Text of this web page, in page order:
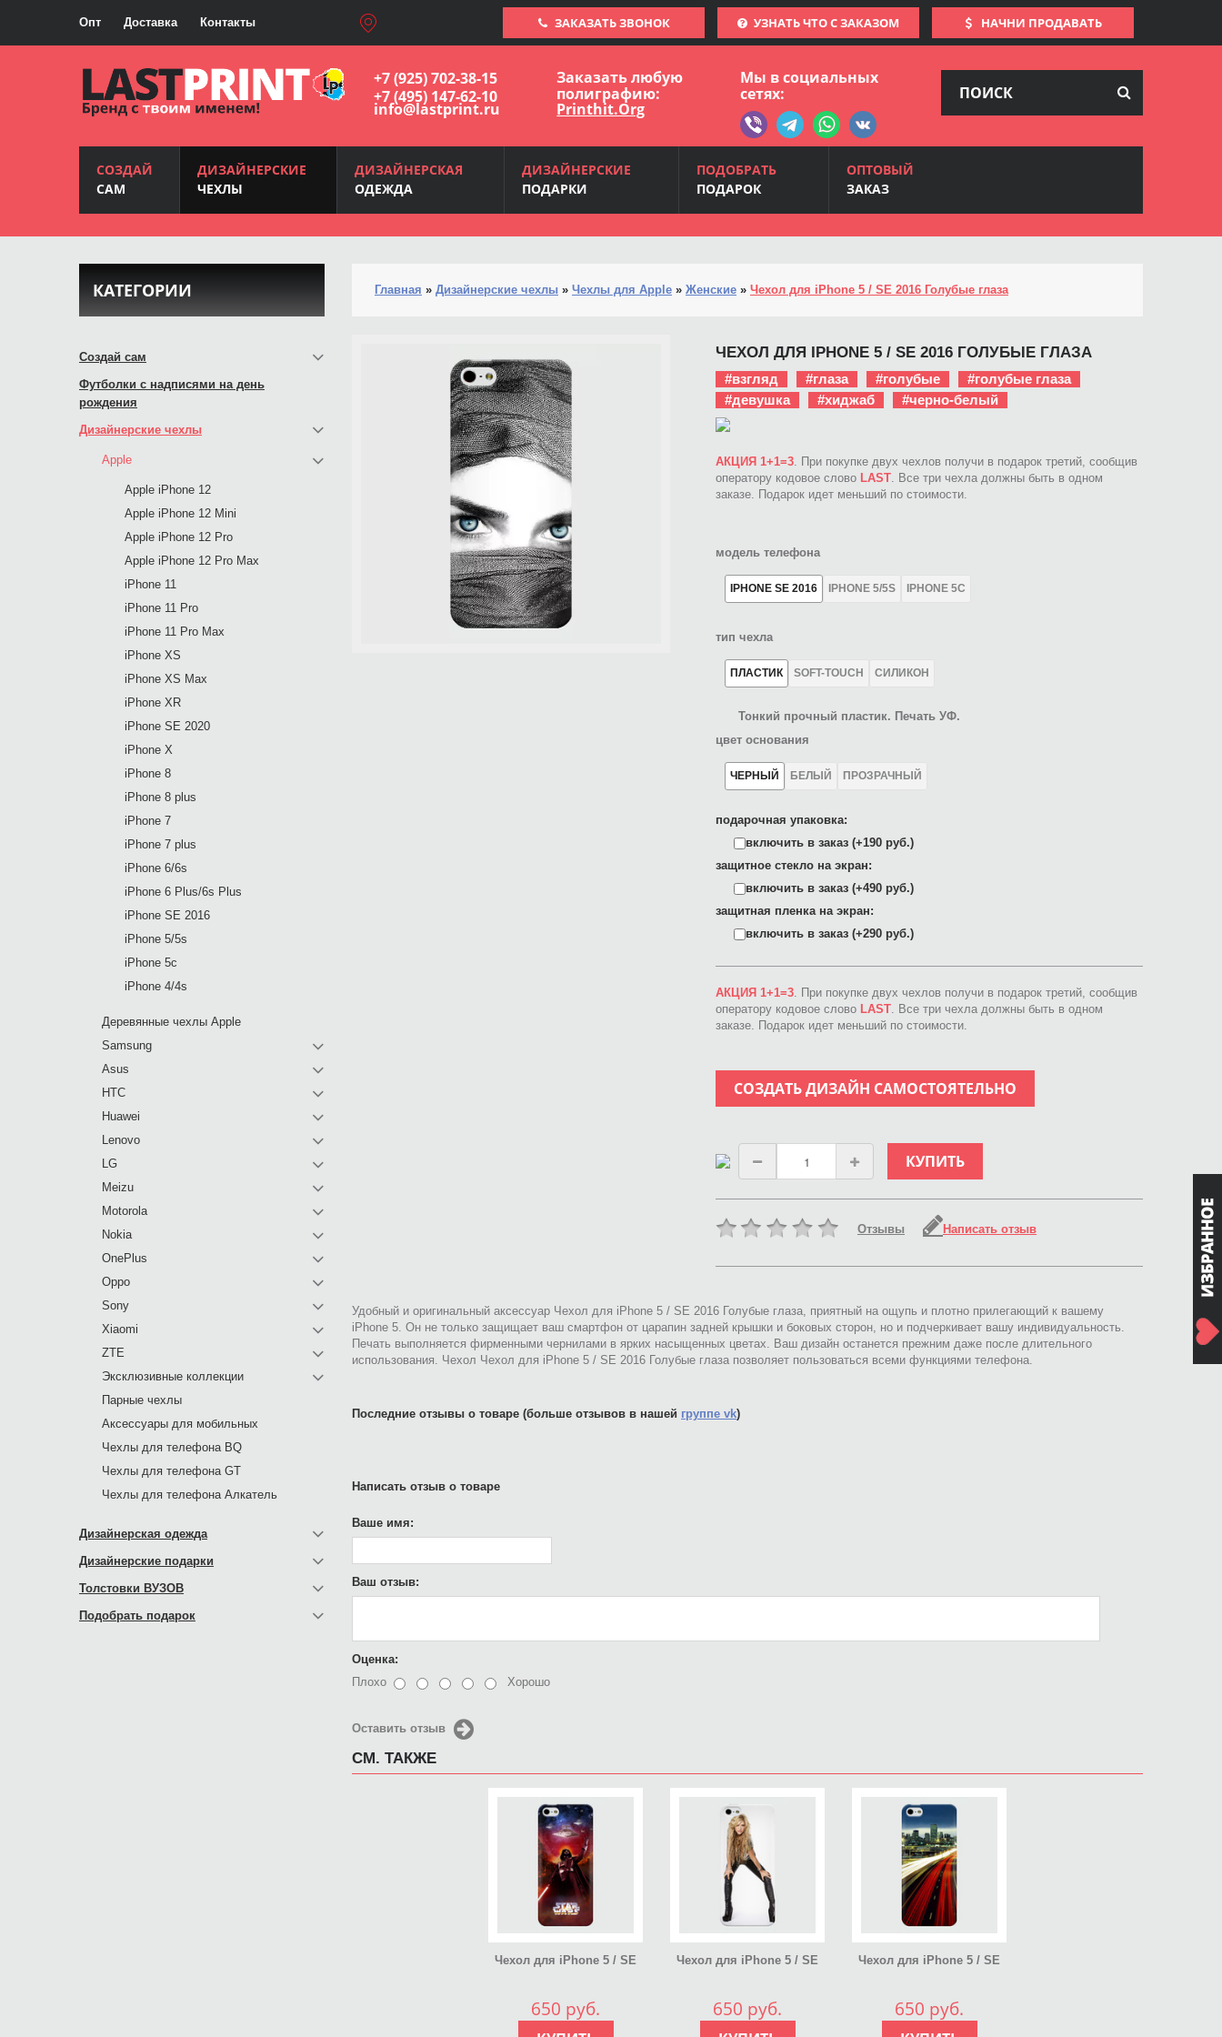
Опт Доставка Контакты ЗАКАЗАТЬ ЗВОНОК УЗНАТЬ ЧТО С ЗАКАЗОМ НАЧНИ ПРОДАВАТЬ
+7 (925) 702-38-15
+7 (495) 147-62-10
info@lastprint.ru
Заказать любую
полиграфию:
Printhit.Org
Мы в социальных
сетях:
СОЗДАЙ
САМ
ДИЗАЙНЕРСКИЕ
ЧЕХЛЫ
ДИЗАЙНЕРСКАЯ
ОДЕЖДА
ДИЗАЙНЕРСКИЕ
ПОДАРКИ
ПОДОБРАТЬ
ПОДАРОК
ОПТОВЫЙ
ЗАКАЗ
Главная » Дизайнерские чехлы » Чехлы для Apple » Женские » Чехол для iPhone 5 / SE 2016 Голубые глаза
ЧЕХОЛ ДЛЯ IPHONE 5 / SE 2016 ГОЛУБЫЕ ГЛАЗА
#взгляд #глаза #голубые
#голубые глаза
#девушка
#хиджаб #черно-белый
АКЦИЯ 1+1=3. При покупке двух чехлов получи в подарок третий, сообщив
оператору кодовое слово LAST. Все три чехла должны быть в одном
заказе. Подарок идет меньший по стоимости.
модель телефона
IPHONE SE 2016 IPHONE 5/5S IPHONE 5C
тип чехла
ПЛАСТИК SOFT-TOUCH СИЛИКОН
Тонкий прочный пластик. Печать УФ.
цвет основания
ЧЕРНЫЙ БЕЛЫЙ ПРОЗРАЧНЫЙ
подарочная упаковка:
включить в заказ (+190 руб.)
защитное стекло на экран:
включить в заказ (+490 руб.)
защитная пленка на экран:
включить в заказ (+290 руб.)
АКЦИЯ 1+1=3. При покупке двух чехлов получи в подарок третий, сообщив
оператору кодовое слово LAST. Все три чехла должны быть в одном
заказе. Подарок идет меньший по стоимости.
СОЗДАТЬ ДИЗАЙН САМОСТОЯТЕЛЬНО
КУПИТЬ
Отзывы Написать отзыв
Удобный и оригинальный аксессуар Чехол для iPhone 5 / SE 2016 Голубые глаза, приятный на ощупь и плотно прилегающий к вашему
iPhone 5. Он не только защищает ваш смартфон от царапин задней крышки и боковых сторон, но и подчеркивает вашу индивидуальность.
Печать выполняется фирменными чернилами в ярких насыщенных цветах. Ваш дизайн останется прежним даже после длительного
использования. Чехол Чехол для iPhone 5 / SE 2016 Голубые глаза позволяет пользоваться всеми функциями телефона.
Последние отзывы о товаре (больше отзывов в нашей группе vk)
Написать отзыв о товаре
Ваше имя:
Ваш отзыв:
Оценка:
Плохо
Хорошо
Оставить отзыв
СМ. ТАКЖЕ
Чехол для iPhone 5 / SE
650 руб.
Чехол для iPhone 5 / SE
650 руб.
Чехол для iPhone 5 / SE
650 руб.
КАТЕГОРИИ
Создай сам
Футболки с надписями на день
рождения
Дизайнерские чехлы
Apple
Apple iPhone 12
Apple iPhone 12 Mini
Apple iPhone 12 Pro
Apple iPhone 12 Pro Max
iPhone 11
iPhone 11 Pro
iPhone 11 Pro Max
iPhone XS
iPhone XS Max
iPhone XR
iPhone SE 2020
iPhone X
iPhone 8
iPhone 8 plus
iPhone 7
iPhone 7 plus
iPhone 6/6s
iPhone 6 Plus/6s Plus
iPhone SE 2016
iPhone 5/5s
iPhone 5c
iPhone 4/4s
Деревянные чехлы Apple
Samsung
Asus
HTC
Huawei
Lenovo
LG
Meizu
Motorola
Nokia
OnePlus
Oppo
Sony
Xiaomi
ZTE
Эксклюзивные коллекции
Парные чехлы
Аксессуары для мобильных
Чехлы для телефона BQ
Чехлы для телефона GT
Чехлы для телефона Алкатель
Дизайнерская одежда
Дизайнерские подарки
Толстовки ВУЗОВ
Подобрать подарок